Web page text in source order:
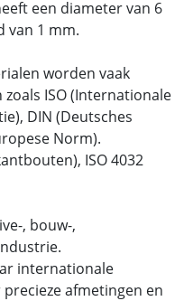
een diameter van 6
van 1 mm.
worden vaak
ISO (Internationale
DIN (Deutsches
Norm).
ISO 4032
, bouw-,
internationale
afmetingen en